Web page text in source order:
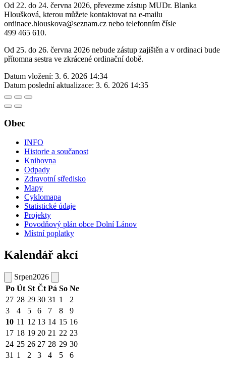
Od 22. do 24. června 2026, převezme zástup MUDr. Blanka
Hloušková, kterou můžete kontaktovat na e-mailu
ordinace.hlouskova@seznam.cz nebo telefonním čísle
499 465 610.
Od 25. do 26. června 2026 nebude zástup zajištěn a v ordinaci bude
přítomna sestra ve zkrácené ordinační době.
Datum vložení: 3. 6. 2026 14:34
Datum poslední aktualizace: 3. 6. 2026 14:35
Obec
INFO
Historie a součanost
Knihovna
Odpady
Zdravotní středisko
Mapy
Cyklomapa
Statistické údaje
Projekty
Povodňový plán obce Dolní Lánov
Místní poplatky
Kalendář akcí
Srpen2026
Po Út St Čt Pá So Ne
27 28 29 30 31 1
2
3
4 5 6 7 8
9
10 11 12 13 14 15 16
17 18 19 20 21 22 23
24 25 26 27 28 29 30
31 1 2 3 4 5 6